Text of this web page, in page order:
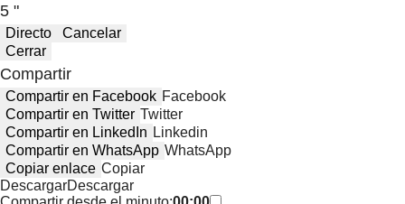
5 "
Directo
Cancelar
Cerrar
Compartir
Compartir en Facebook Facebook
Compartir en Twitter Twitter
Compartir en LinkedIn Linkedin
Compartir en WhatsApp WhatsApp
Copiar enlace Copiar
DescargarDescargar